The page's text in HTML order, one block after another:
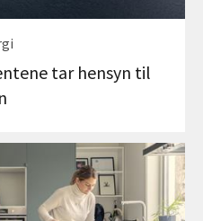
tar hensyn til